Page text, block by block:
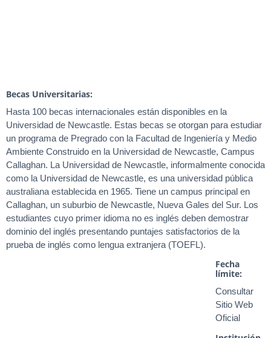
Becas Universitarias:
Hasta 100 becas internacionales están disponibles en la
Universidad de Newcastle. Estas becas se otorgan para estudiar
un programa de Pregrado con la Facultad de Ingeniería y Medio
Ambiente Construido en la Universidad de Newcastle, Campus
Callaghan. La Universidad de Newcastle, informalmente conocida
como la Universidad de Newcastle, es una universidad pública
australiana establecida en 1965. Tiene un campus principal en
Callaghan, un suburbio de Newcastle, Nueva Gales del Sur. Los
estudiantes cuyo primer idioma no es inglés deben demostrar
dominio del inglés presentando puntajes satisfactorios de la
prueba de inglés como lengua extranjera (TOEFL).
Fecha
límite:
Consultar
Sitio Web
Oficial